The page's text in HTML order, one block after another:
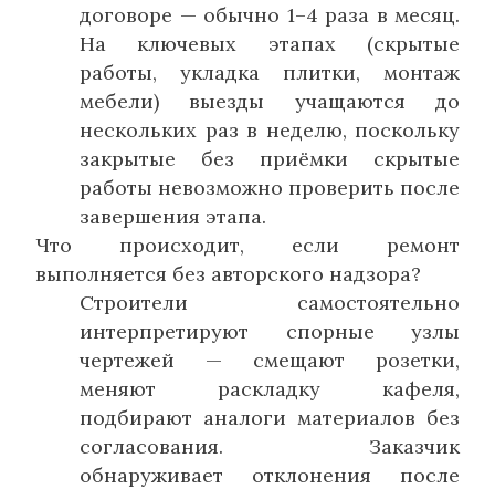
договоре — обычно 1–4 раза в месяц.
На ключевых этапах (скрытые
работы, укладка плитки, монтаж
мебели) выезды учащаются до
нескольких раз в неделю, поскольку
закрытые без приёмки скрытые
работы невозможно проверить после
завершения этапа.
Что происходит, если ремонт
выполняется без авторского надзора?
Строители самостоятельно
интерпретируют спорные узлы
чертежей — смещают розетки,
меняют раскладку кафеля,
подбирают аналоги материалов без
согласования. Заказчик
обнаруживает отклонения после